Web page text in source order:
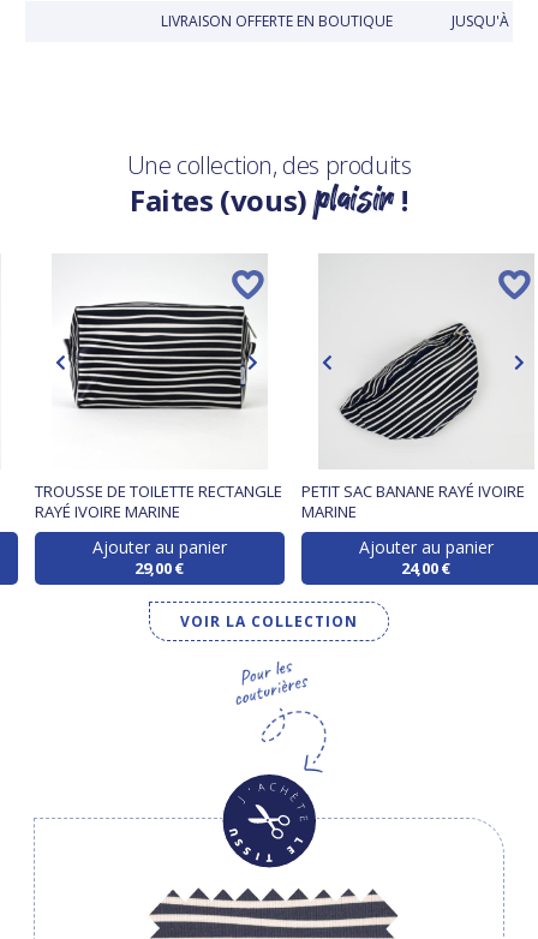
LIVRAISON OFFERTE EN BOUTIQUE JUSQU'À 30
Une collection, des produits
Faites (vous)plaisir!
TROUSSE DE TOILETTE RECTANGLE
RAYÉ IVOIRE MARINE
Ajouter au panier
29,00 €
PETIT SAC BANANE RAYÉ IVOIRE
MARINE
Ajouter au panier
24,00 €
VOIR LA COLLECTION